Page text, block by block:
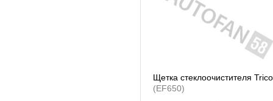
Щетка стеклоочистителя Trico
(EF650)